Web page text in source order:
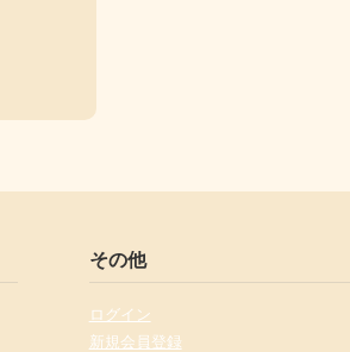
その他
ログイン
新規会員登録